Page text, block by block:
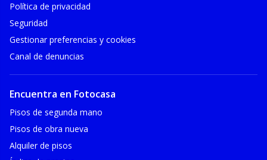
Política de privacidad
Seguridad
Gestionar preferencias y cookies
Canal de denuncias
Encuentra en Fotocasa
Pisos de segunda mano
Pisos de obra nueva
Alquiler de pisos